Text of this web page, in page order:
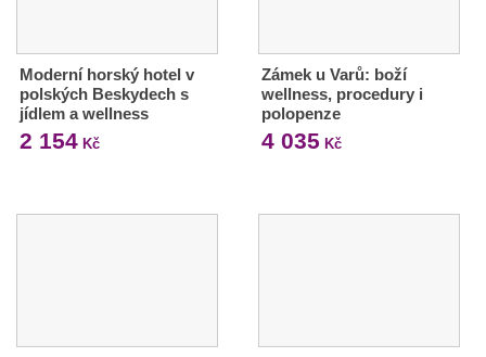
Moderní horský hotel v
polských Beskydech s
jídlem a wellness
2 154 Kč
Zámek u Varů: boží
wellness, procedury i
polopenze
4 035 Kč